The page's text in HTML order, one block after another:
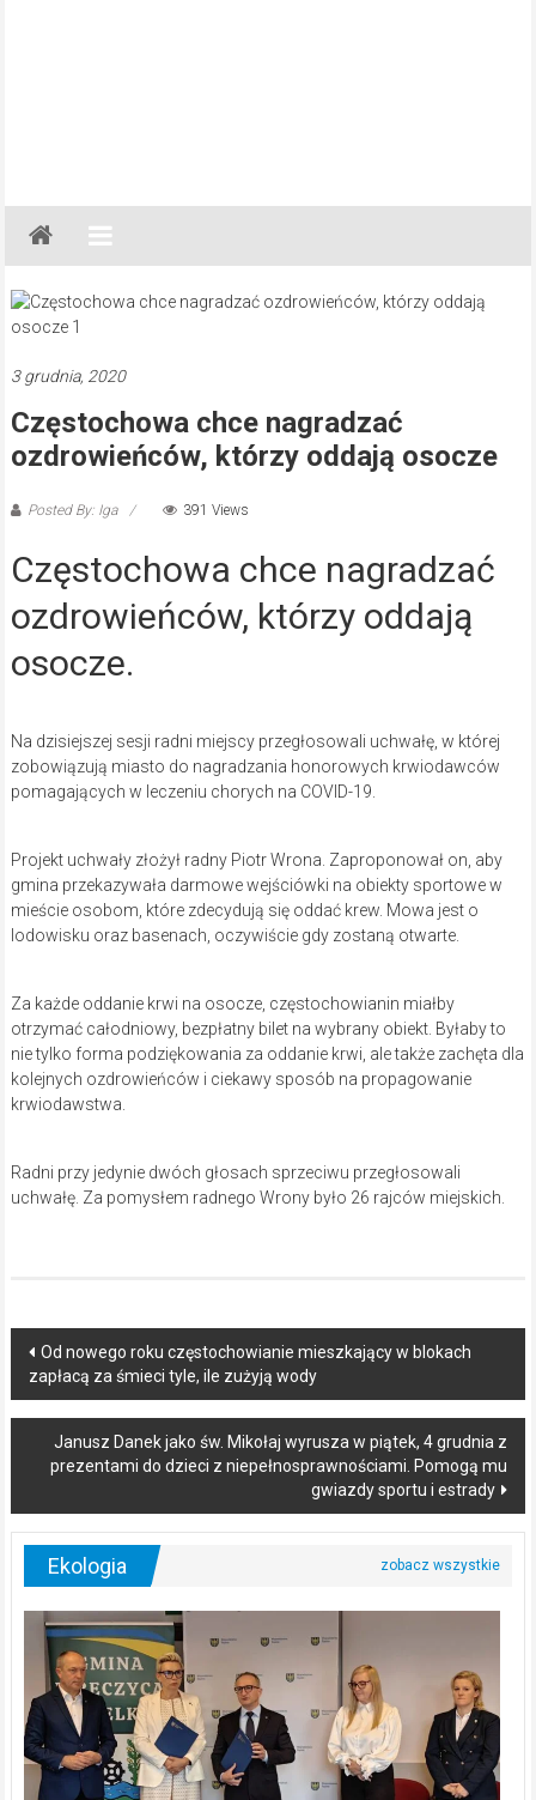
Gazeta
Regionalna
Częstochowa,
Kłobuck,
Myszków
3 grudnia, 2020
Częstochowa chce nagradzać
ozdrowieńców, którzy oddają osocze
Posted By: Iga 391 Views
Częstochowa chce nagradzać
ozdrowieńców, którzy oddają
osocze.
Na dzisiejszej sesji radni miejscy przegłosowali uchwałę, w której
zobowiązują miasto do nagradzania honorowych krwiodawców
pomagających w leczeniu chorych na COVID-19.
Projekt uchwały złożył radny Piotr Wrona. Zaproponował on, aby
gmina przekazywała darmowe wejściówki na obiekty sportowe w
mieście osobom, które zdecydują się oddać krew. Mowa jest o
lodowisku oraz basenach, oczywiście gdy zostaną otwarte.
Za każde oddanie krwi na osocze, częstochowianin miałby
otrzymać całodniowy, bezpłatny bilet na wybrany obiekt. Byłaby to
nie tylko forma podziękowania za oddanie krwi, ale także zachęta dla
kolejnych ozdrowieńców i ciekawy sposób na propagowanie
krwiodawstwa.
Radni przy jedynie dwóch głosach sprzeciwu przegłosowali
uchwałę. Za pomysłem radnego Wrony było 26 rajców miejskich.
Post
navigation
Od nowego roku częstochowianie mieszkający w blokach
zapłacą za śmieci tyle, ile zużyją wody
Janusz Danek jako św. Mikołaj wyrusza w piątek, 4 grudnia z
prezentami do dzieci z niepełnosprawnościami. Pomogą mu
gwiazdy sportu i estrady
Ekologia